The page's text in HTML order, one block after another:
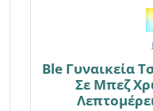
Ble Γυναικεία
Σε Μπεζ